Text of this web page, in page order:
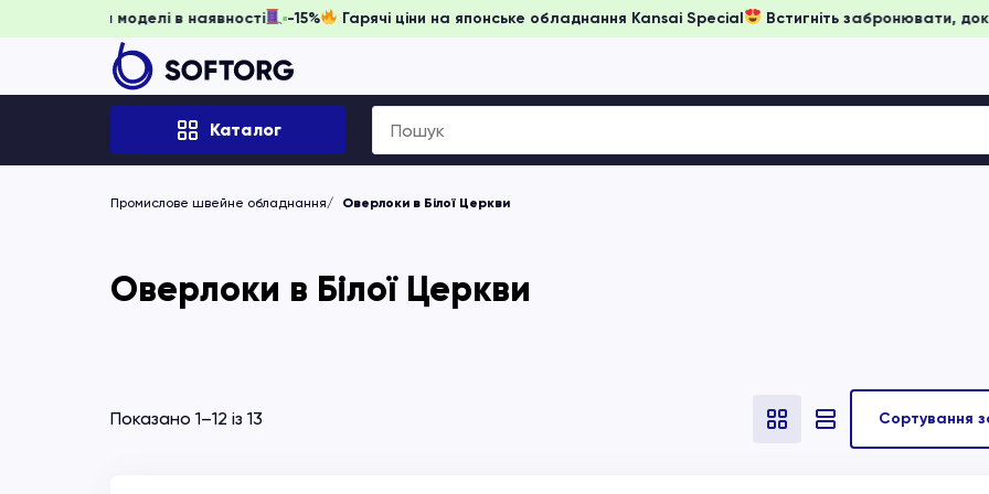
забронювати, доки моделі в наявності -15% Гарячі ціни на японське обладнання Kansai Special Встигніть
Каталог
Search
for:
Промислове швейне обладнання Оверлоки в Білої Церкви
Оверлоки в Білої Церкви
Показано 1–12 із 13